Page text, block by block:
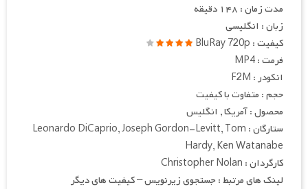
مدت زمان : ۱۴۸ دقیقه
زبان : انگلیسی
کیفیت : BluRay 720p
فرمت : MP4
انکودر : F2M
حجم : متفاوت با کیفیت
محصول : آمریکا , انگلیس
ستارگان : Leonardo DiCaprio, Joseph Gordon-Levitt, Tom
Hardy, Ken Watanabe
کارگردان : Christopher Nolan
لینک های مرتبط : جستجوی زیرنویس – کیفیت های دیگر